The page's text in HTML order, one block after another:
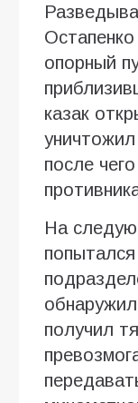
опорный
казак
после
На
получил